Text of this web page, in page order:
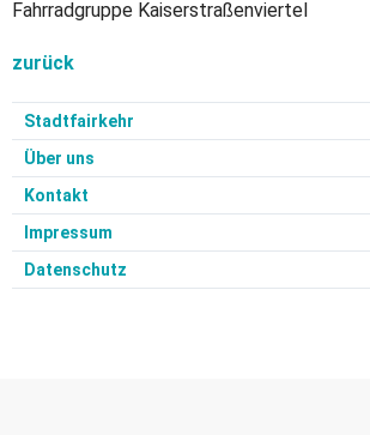
Fahrradgruppe Kaiserstraßenviertel
zurück
Stadtfairkehr
Über uns
Kontakt
Impressum
Datenschutz